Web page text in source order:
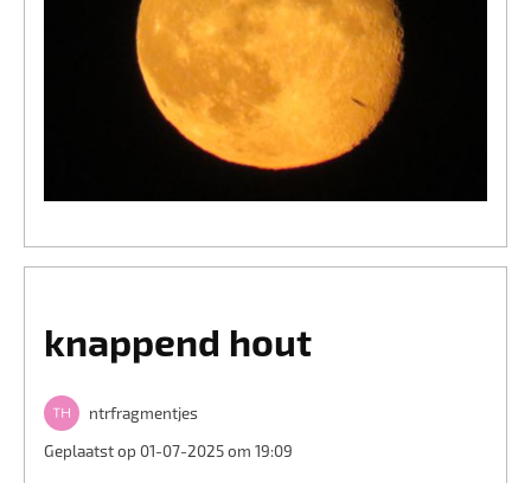
knappend hout
ntrfragmentjes
Geplaatst op 01-07-2025 om 19:09